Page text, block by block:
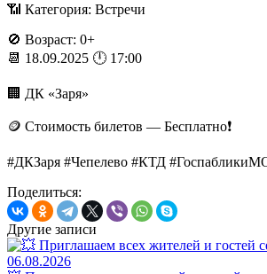
📶 Категория: Встречи
🚫 Возраст: 0+
📆 18.09.2025 🕛 17:00
🏢 ДК «Заря»
🪙 Стоимость билетов — Бесплатно❗️
#ДКЗаря #Чепелево #КТД
Поделиться:
Другие записи
06.08.2026